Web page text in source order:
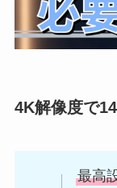
4K解像度で
最高